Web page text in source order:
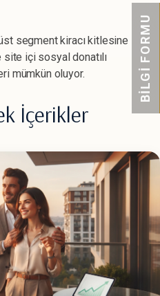
segment kiracı kitlesine
içi sosyal donatılı
mümkün oluyor.
İçerikler
BİLGİ FORMU